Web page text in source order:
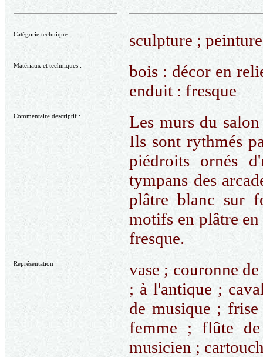
Catégorie technique : sculpture ;
Matériaux et techniques :
bois : décor en
enduit : fresque
Commentaire descriptif :
Les murs du
Ils sont rythmés
piédroits ornés
tympans des
plâtre blanc sur
motifs en plâtre
fresque.
Représentation :
vase ; couronne
; à l'antique ;
de musique ;
femme ; flûte
musicien ;